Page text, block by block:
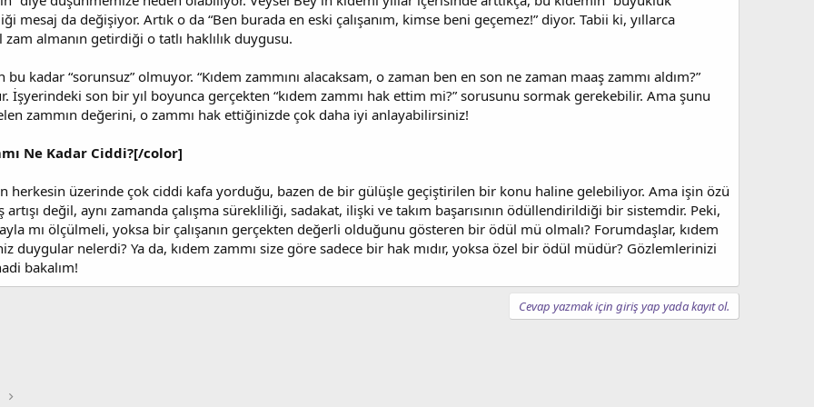
mesaj da değişiyor. Artık o da “Ben burada en eski çalışanım, kimse beni geçemez!” diyor. Tabii ki, yıllarca
zam almanın getirdiği o tatlı haklılık duygusu.
bu kadar “sorunsuz” olmuyor. “Kıdem zammını alacaksam, o zaman ben en son ne zaman maaş zammı aldım?”
İşyerindeki son bir yıl boyunca gerçekten “kıdem zammı hak ettim mi?” sorusunu sormak gerekebilir. Ama şunu
zammın değerini, o zammı hak ettiğinizde çok daha iyi anlayabilirsiniz!
Ne Kadar Ciddi?[/color]
herkesin üzerinde çok ciddi kafa yorduğu, bazen de bir gülüşle geçiştirilen bir konu haline gelebiliyor. Ama işin özü
artışı değil, aynı zamanda çalışma sürekliliği, sadakat, ilişki ve takım başarısının ödüllendirildiği bir sistemdir. Peki,
mı ölçülmeli, yoksa bir çalışanın gerçekten değerli olduğunu gösteren bir ödül mü olmalı? Forumdaşlar, kıdem
duygular nelerdi? Ya da, kıdem zammı size göre sadece bir hak mıdır, yoksa özel bir ödül müdür? Gözlemlerinizi
bakalım!
Cevap yazmak için giriş yap yada kayıt ol.